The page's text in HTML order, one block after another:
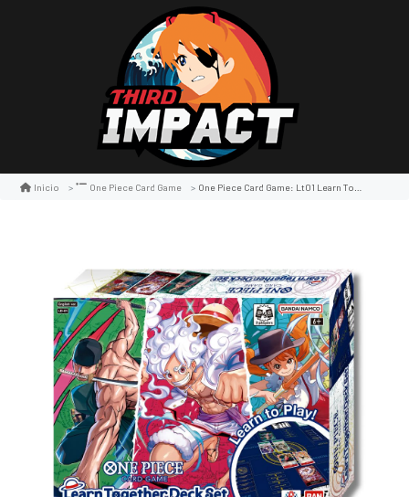
Inicio One Piece Card Game One Piece Card Game: Lt01 Learn Together Deck Set